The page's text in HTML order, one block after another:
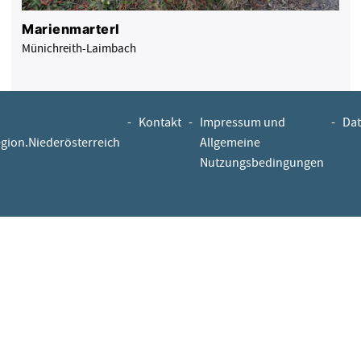
Marienmarterl
Münichreith-Laimbach
- Kontakt - Impressum und
Allgemeine
Nutzungsbedingungen
-